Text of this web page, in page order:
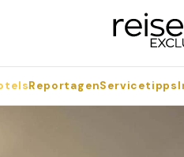
ReportagenServicetipps